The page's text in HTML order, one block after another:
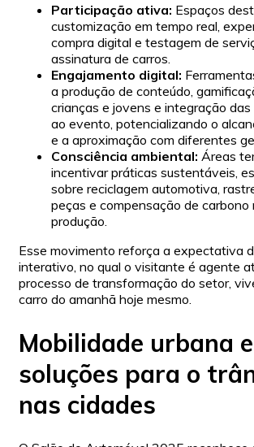
Participação ativa: Espaços
customização em tempo real,
compra digital e testagem de
assinatura de carros.
Engajamento digital:
a produção de conteúdo,
crianças e jovens e integração das
ao evento, potencializando o
e a aproximação com diferentes
Consciência ambiental: Áreas
incentivar práticas sustentáveis,
sobre reciclagem automotiva,
peças e compensação de carbono
produção.
Esse movimento reforça a expectativa
interativo, no qual o visitante é agente
processo de transformação do setor,
carro do amanhã hoje mesmo.
Mobilidade urbana e
soluções para o
nas cidades